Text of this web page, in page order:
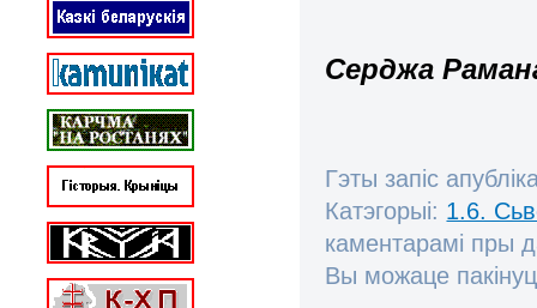
Серджа
Гэты запіс
Катэгорыі: 1.6.
каментарамі пры
Вы можаце